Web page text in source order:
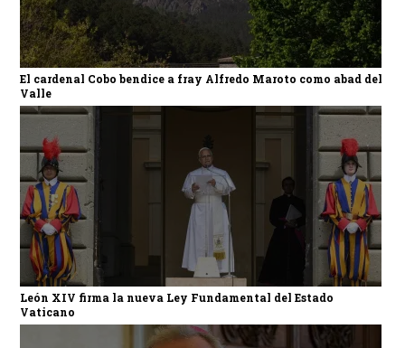
El cardenal Cobo bendice a fray Alfredo Maroto como abad del
Valle
León XIV firma la nueva Ley Fundamental del Estado
Vaticano